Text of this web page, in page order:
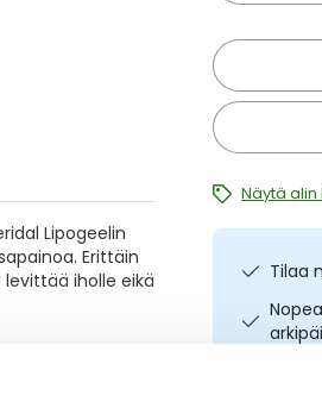
Lipogeelin
Erittäin
iholle eikä
Näytä
Tilaa